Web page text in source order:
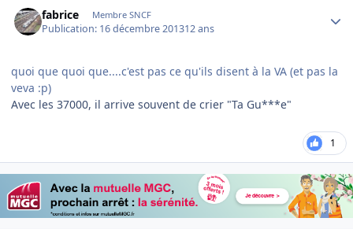
fabrice Membre SNCF
Publication: 16 décembre 201312 ans
quoi que quoi que....c'est pas ce qu'ils disent à la VA (et pas la
veva :p)
Avec les 37000, il arrive souvent de crier "Ta Gu***e"
1